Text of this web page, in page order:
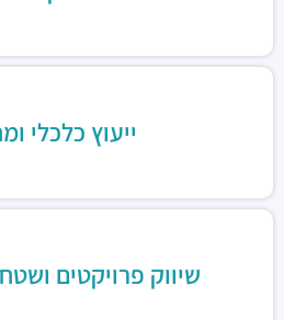
ייעוץ כלכלי
שיווק פרויקטים